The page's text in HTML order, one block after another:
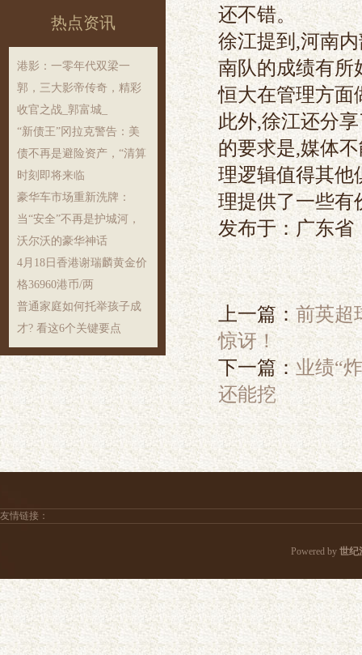
热点资讯
港影：一零年代双梁一
郭，三大影帝传奇，精彩
收官之战_郭富城_
“新债王”冈拉克警告：美
债不再是避险资产，“清算
时刻即将来临
豪华车市场重新洗牌：
当“安全”不再是护城河，
沃尔沃的豪华神话
4月18日香港谢瑞麟黄金价
格36960港币/两
普通家庭如何托举孩子成
才? 看这6个关键要点
还不错。
徐江提到,河南
南队的成绩有所
恒大在管理方面
此外,徐江还分
的要求是,媒体
理逻辑值得其他
理提供了一些有
发布于：广东省
上一篇： 前英超
惊讶！
下一篇：业绩“
还能挖
友情链接：
Powered by 世纪